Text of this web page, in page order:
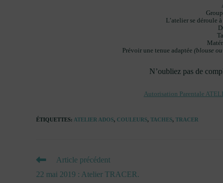
L’atelier se déroule
Prévoir une tenue adaptée (blouse
N’oubliez pas de
Autorisation Parentale
ÉTIQUETTES: ATELIER ADOS, COULEURS, TACHES, TRACER
READ
ARTICLES
Article précédent
22 mai 2019 : Atelier TRACER.